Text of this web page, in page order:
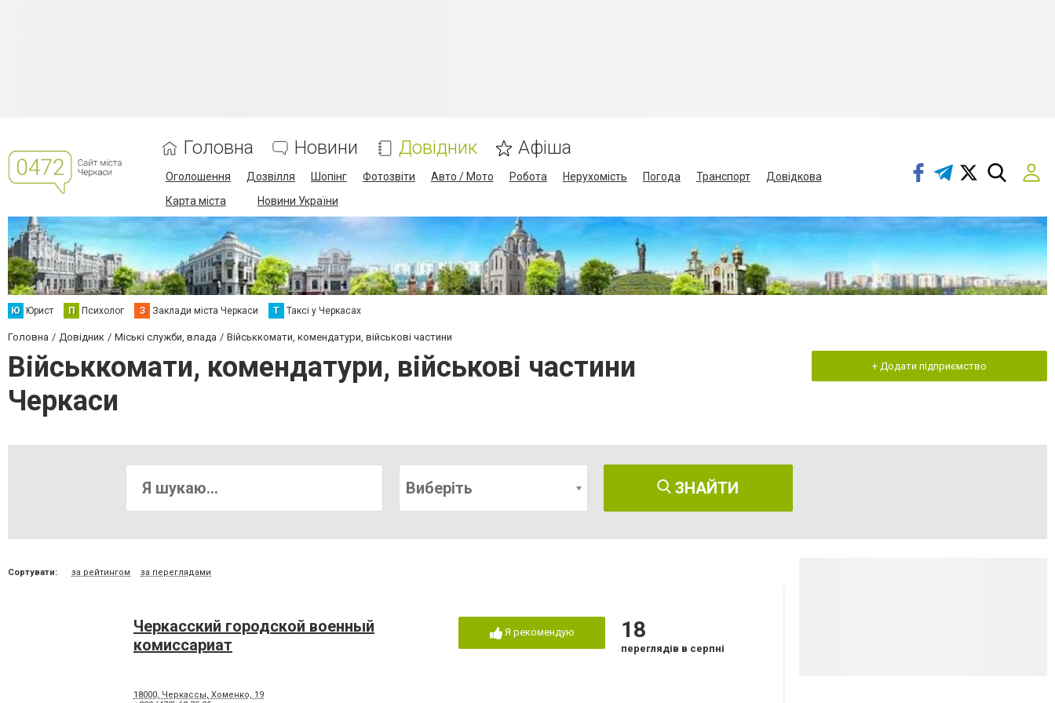
Головна Новини Довідник Афіша
Оголошення Дозвілля Шопінг Фотозвіти Авто / Мото Робота Нерухомість Погода Транспорт
Довідкова
Карта міста
Новини України
Ю Юрист П Психолог З Заклади міста Черкаси Т Таксі у Черкасах
Головна Довідник Міські служби, влада Військкомати, комендатури, військові частини
Військкомати, комендатури, військові частини
Черкаси
+ Додати підприємство
Виберіть ЗНАЙТИ
Сортувати: за рейтингом за переглядами
Черкасский городской военный
комиссариат
18000, Черкассы, Хоменко, 19
Я рекомендую 18
переглядів в серпні